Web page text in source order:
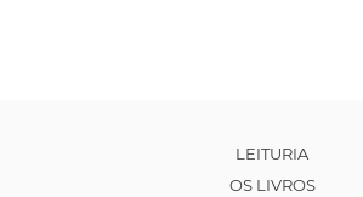
LEITURIA
OS LIVROS